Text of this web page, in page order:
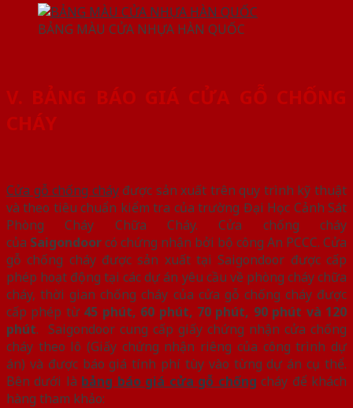
BẢNG MÀU CỬA NHỰA HÀN QUỐC
V. BẢNG BÁO GIÁ CỬA GỖ CHỐNG
CHÁY
Cửa gỗ chống cháyđược sản xuất trên quy trình kỹ thuật
và theo tiêu chuẩn kiểm tra của trường Đại Học Cảnh Sát
Phòng Cháy Chữa Cháy. Cửa chống cháy
của Saigondoorcó chứng nhận bởi bộ công An PCCC. Cửa
gỗ chống cháy được sản xuất tại Saigondoor được cấp
phép hoạt động tại các dự án yêu cầu về phòng cháy chữa
cháy, thời gian chống cháy của cửa gỗ chống cháy được
cấp phép từ 45 phút, 60 phút, 70 phút, 90 phút và 120
phút. Saigondoor cung cấp giấy chứng nhận cửa chống
cháy theo lô (Giấy chứng nhận riêng của công trình dự
án) và được báo giá tính phí tùy vào từng dự án cụ thể.
Bên dưới là bảng báo giá cửa gỗ chống cháy để khách
hàng tham khảo: